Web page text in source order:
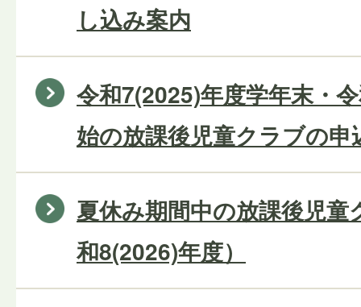
し込み案内
令和7(2025)年度学年末・
始の放課後児童クラブの
夏休み期間中の放課後児童
和8(2026)年度）